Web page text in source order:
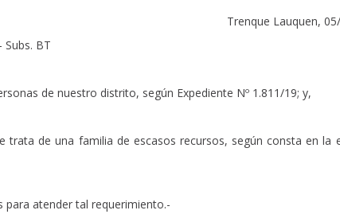
Trenque Lauquen,
Subs. BT
de nuestro distrito, según Expediente Nº 1.811/19; y,
de una familia de escasos recursos, según consta en la
para atender tal requerimiento.-